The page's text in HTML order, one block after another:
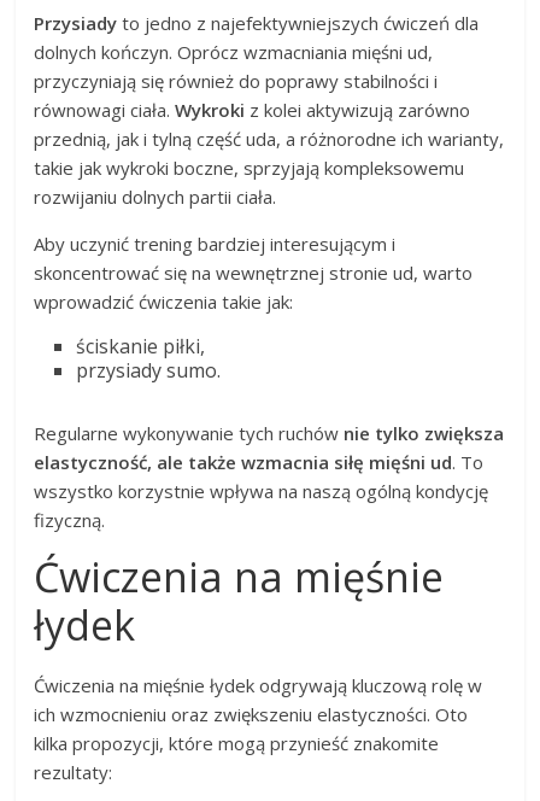
Przysiady to jedno z najefektywniejszych ćwiczeń dla
dolnych kończyn. Oprócz wzmacniania mięśni ud,
przyczyniają się również do poprawy stabilności i
równowagi ciała.Wykroki z kolei aktywizują zarówno
przednią, jak i tylną część uda, a różnorodne ich warianty,
takie jak wykroki boczne, sprzyjają kompleksowemu
rozwijaniu dolnych partii ciała.
Aby uczynić trening bardziej interesującym i
skoncentrować się na wewnętrznej stronie ud, warto
wprowadzić ćwiczenia takie jak:
ściskanie piłki,
przysiady sumo.
Regularne wykonywanie tych ruchów nie tylko zwiększa
elastyczność, ale także wzmacnia siłę mięśni ud. To
wszystko korzystnie wpływa na naszą ogólną kondycję
fizyczną.
Ćwiczenia na mięśnie
łydek
Ćwiczenia na mięśnie łydek odgrywają kluczową rolę w
ich wzmocnieniu oraz zwiększeniu elastyczności. Oto
kilka propozycji, które mogą przynieść znakomite
rezultaty: